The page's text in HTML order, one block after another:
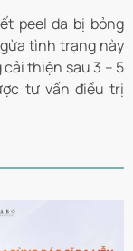
peel da bị bỏng
tình trạng này
thiện sau 3 – 5
tư vấn điều trị